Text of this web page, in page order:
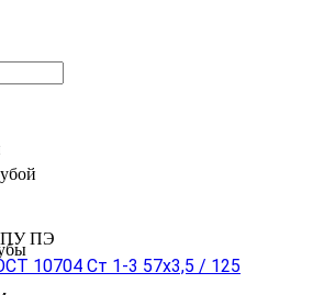
ПЭ
10704 Ст 1-3 57x3,5 / 125